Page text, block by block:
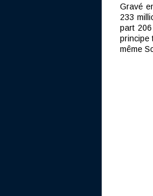
Gravé
233
part
principe
même